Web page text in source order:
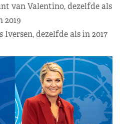
van Valentino, dezelfde als
2019
Iversen, dezelfde als in 2017